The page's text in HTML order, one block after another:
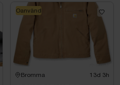
Bromma 13d 3h
Oanvänd